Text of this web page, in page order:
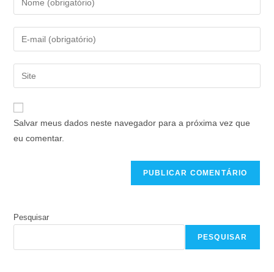
seu
nome
ou
de
usuário
para
comentar
seu
endereço
de
mail
para
comentar
o
URL
Salvar meus dados neste navegador para a próxima vez que
eu comentar.
Pesquisar
PESQUISAR